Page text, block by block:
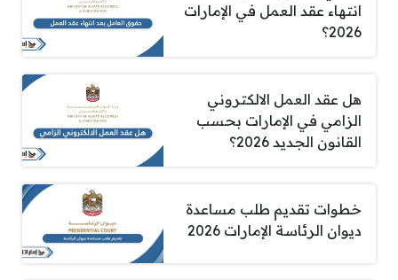
انتهاء عقد العمل في الإمارات
2026؟
هل عقد العمل الالكتروني
الزامي في الإمارات بحسب
القانون الجديد 2026؟
خطوات تقديم طلب مساعدة
ديوان الرئاسة الإمارات 2026